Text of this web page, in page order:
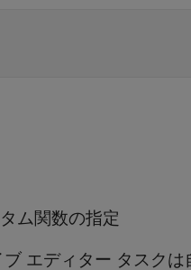
ム関数の指定
エディター タスクは